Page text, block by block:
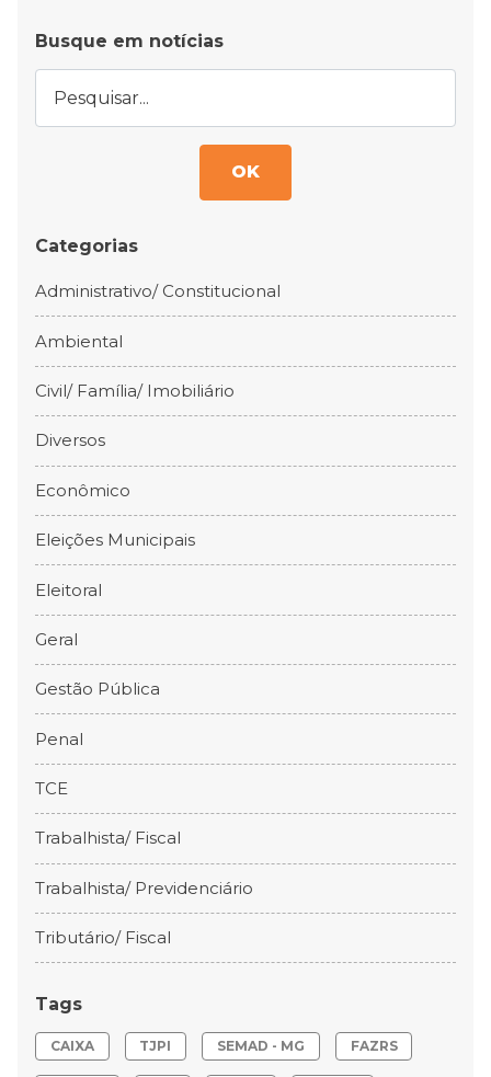
Busque em notícias
OK
Categorias
Administrativo/ Constitucional
Ambiental
Civil/ Família/ Imobiliário
Diversos
Econômico
Eleições Municipais
Eleitoral
Geral
Gestão Pública
Penal
TCE
Trabalhista/ Fiscal
Trabalhista/ Previdenciário
Tributário/ Fiscal
Tags
CAIXA TJPI SEMAD - MG FAZRS